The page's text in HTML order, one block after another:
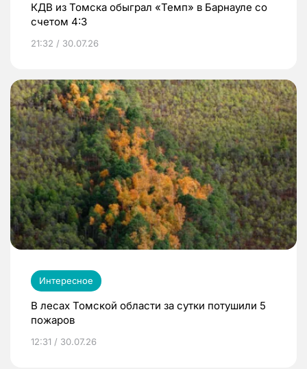
КДВ из Томска обыграл «Темп» в Барнауле со
счетом 4:3
21:32 / 30.07.26
Интересное
В лесах Томской области за сутки потушили 5
пожаров
12:31 / 30.07.26